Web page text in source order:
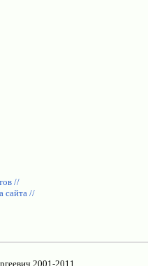
//
сайта //
2001-2011